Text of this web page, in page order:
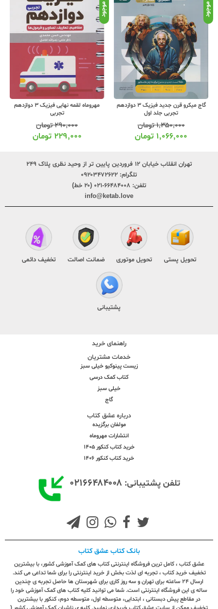
موجود
گاج میکرو قرن جدید فیزیک 3 دوازدهم
تجربی جلد اول
۱,۳۵۰,۰۰۰تومان
۱,۰۶۶,۰۰۰ تومان
موجود
مهروماه لقمه نهایی فیزیک 3 دوازدهم
تجربی
۲۹۰,۰۰۰تومان
۲۲۹,۰۰۰ تومان
تهران انقلاب خیابان ۱۲ فروردین پایین تر از وحید نظری پلاک ۲۴۹
تلگرام: ۰۹۲۰۳۴۷۲۶۲۲
تلفن: ۶۶۴۸۴۰۰۸-۰۲۱ (۲۰ خط)
info@ketab.love
تحویل پستی تحویل موتوری ضمانت اصالت تخفیف دائمی
پشتیبانی
راهنمای خرید
خدمات مشتریان
زیست پینوکیو خیلی سبز
کتاب کمک درسی
خیلی سبز
گاج
درباره عشق کتاب
مولفان برگزیده
انتشارات مهروماه
خرید کتاب کنکور 1405
خرید کتاب کنکور 1406
تلفن پشتیبانی: ۰۲۱۶۶۴۸۴۰۰۸
بانک کتاب عشق کتاب
عشق کتاب ، کامل ترین فروشگاه اینترنتی کتاب های کمک آموزشی کشور، با بیشترین
تخفیف خرید کتاب ، تجربه ای لذت بخش از خرید اینترنتی را برای شما تداعی می کند.
ارسال ٢٤ ساعته برای تهران و سه روز کاری برای شهرستان ها حاصل تجربه ی چندین
ساله ی این فروشگاه اینترنتی است. شما می توانید کلیه کتاب های کمک آموزشی خود را
در مقاطع پیش دبستانی ، ابتدایی، متوسطه اول، متوسطه دوم، کنکور با بیشترین